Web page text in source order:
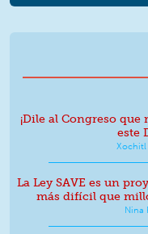
¡Dile al Congreso
este
Xochitl
La Ley SAVE es un
más difícil que
Nina